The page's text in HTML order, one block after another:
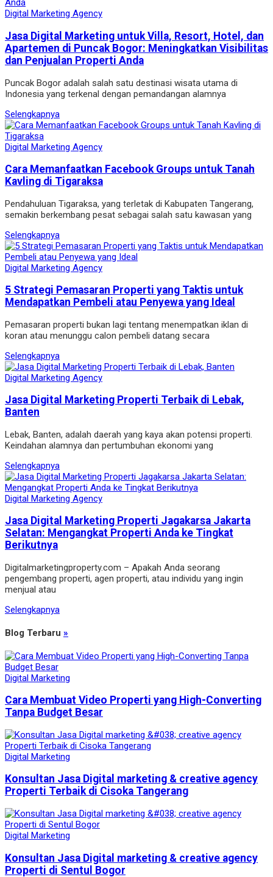
Digital Marketing Agency
Jasa Digital Marketing untuk Villa, Resort, Hotel, dan
Apartemen di Puncak Bogor: Meningkatkan Visibilitas
dan Penjualan Properti Anda
Puncak Bogor adalah salah satu destinasi wisata utama di
Indonesia yang terkenal dengan pemandangan alamnya
Selengkapnya
Digital Marketing Agency
Cara Memanfaatkan Facebook Groups untuk Tanah
Kavling di Tigaraksa
Pendahuluan Tigaraksa, yang terletak di Kabupaten Tangerang,
semakin berkembang pesat sebagai salah satu kawasan yang
Selengkapnya
Digital Marketing Agency
5 Strategi Pemasaran Properti yang Taktis untuk
Mendapatkan Pembeli atau Penyewa yang Ideal
Pemasaran properti bukan lagi tentang menempatkan iklan di
koran atau menunggu calon pembeli datang secara
Selengkapnya
Digital Marketing Agency
Jasa Digital Marketing Properti Terbaik di Lebak,
Banten
Lebak, Banten, adalah daerah yang kaya akan potensi properti.
Keindahan alamnya dan pertumbuhan ekonomi yang
Selengkapnya
Digital Marketing Agency
Jasa Digital Marketing Properti Jagakarsa Jakarta
Selatan: Mengangkat Properti Anda ke Tingkat
Berikutnya
Digitalmarketingproperty.com – Apakah Anda seorang
pengembang properti, agen properti, atau individu yang ingin
menjual atau
Selengkapnya
Blog Terbaru »
Digital Marketing
Cara Membuat Video Properti yang High-Converting
Tanpa Budget Besar
Digital Marketing
Konsultan Jasa Digital marketing & creative agency
Properti Terbaik di Cisoka Tangerang
Digital Marketing
Konsultan Jasa Digital marketing & creative agency
Properti di Sentul Bogor